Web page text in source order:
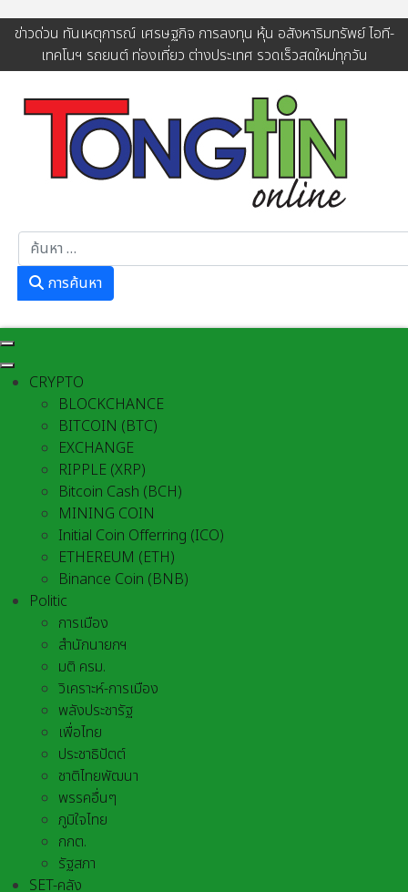
ข่าวด่วน ทันเหตุการณ์ เศรษฐกิจ การลงทุน หุ้น อสังหาริมทรัพย์ ไอที-
เทคโนฯ รถยนต์ ท่องเที่ยว ต่างประเทศ รวดเร็วสดใหม่ทุกวัน
การค้นหา
CRYPTO
BLOCKCHANCE
BITCOIN (BTC)
EXCHANGE
RIPPLE (XRP)
Bitcoin Cash (BCH)
MINING COIN
Initial Coin Offerring (ICO)
ETHEREUM (ETH)
Binance Coin (BNB)
Politic
การเมือง
สำนักนายกฯ
มติ ครม.
วิเคราะห์-การเมือง
พลังประชารัฐ
เพื่อไทย
ประชาธิปัตต์
ชาติไทยพัฒนา
พรรคอื่นๆ
ภูมิใจไทย
กกต.
รัฐสภา
SET-คลัง